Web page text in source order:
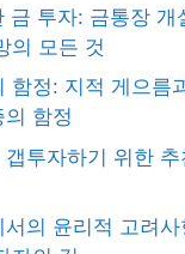
금 투자: 금통장 개
의 모든 것
함정: 지적 게으름
함정
투자하기 위한 추
의 윤리적 고려사